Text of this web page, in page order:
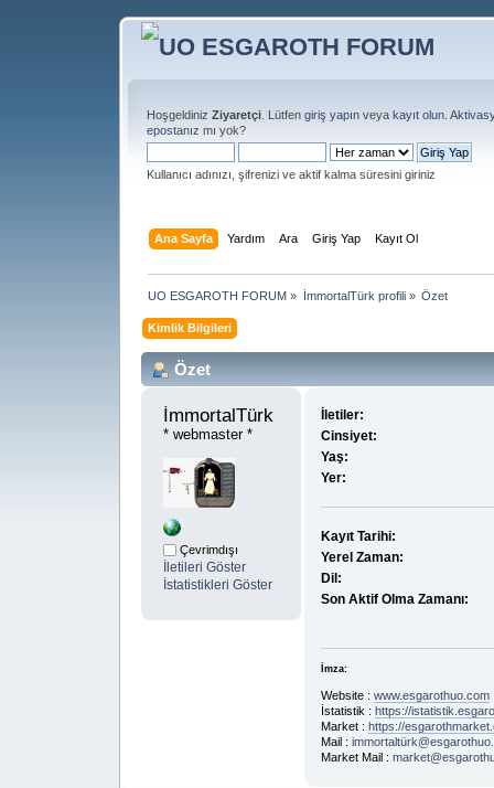
Hoşgeldiniz Ziyaretçi . Lütfen giriş yapın veya kayıt olun
epostanız mı yok?
Kullanıcı adınızı, şifrenizi ve aktif kalma süresini giriniz
Ana Sayfa Yardım Ara Giriş Yap Kayıt Ol
UO ESGAROTH FORUM » İmmortalTürk profili» Özet
Kimlik Bilgileri
Özet
İmmortalTürk
* webmaster *
Çevrimdışı
İletileri Göster
İstatistikleri Göster
İletiler:
Cinsiyet:
Yaş:
Yer:
Kayıt Tarihi:
Yerel Zaman:
Dil:
Son Aktif Olma Zamanı:
İmza:
Website :www.esgarothuo.com
İstatistik :https://
Market :https://
Mail :
Market Mail :